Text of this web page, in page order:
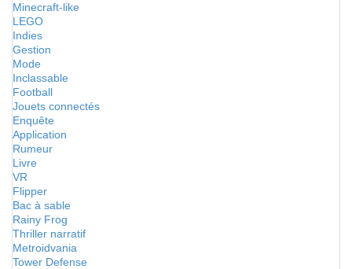
Minecraft-like
LEGO
Indies
Gestion
Mode
Inclassable
Football
Jouets connectés
Enquête
Application
Rumeur
Livre
VR
Flipper
Bac à sable
Rainy Frog
Thriller narratif
Metroidvania
Tower Defense